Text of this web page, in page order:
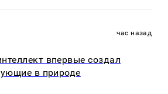
час назад
впервые создал
в природе